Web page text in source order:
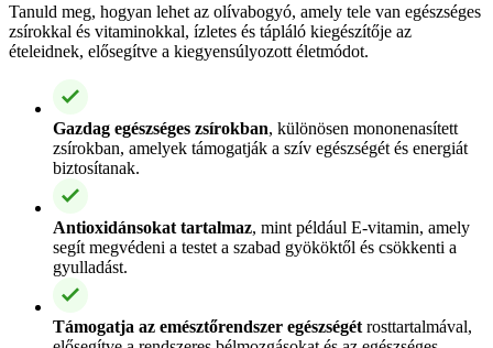
Tanuld meg, hogyan lehet az olívabogyó, amely tele van egészséges
zsírokkal és vitaminokkal, ízletes és tápláló kiegészítője az
ételeidnek, elősegítve a kiegyensúlyozott életmódot.
Gazdag egészséges zsírokban, különösen mononenasített
zsírokban, amelyek támogatják a szív egészségét és energiát
biztosítanak.
Antioxidánsokat tartalmaz, mint például E-vitamin, amely
segít megvédeni a testet a szabad gyököktől és csökkenti a
gyulladást.
Támogatja az emésztőrendszer egészségét rosttartalmával,